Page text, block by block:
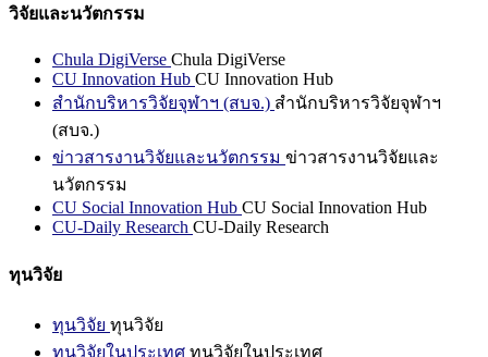
วิจัยและนวัตกรรม
Chula DigiVerse Chula DigiVerse
CU Innovation Hub CU Innovation Hub
สำนักบริหารวิจัยจุฬาฯ (สบจ.) สำนักบริหารวิจัยจุฬาฯ
(สบจ.)
ข่าวสารงานวิจัยและนวัตกรรม ข่าวสารงานวิจัยและ
นวัตกรรม
CU Social Innovation Hub CU Social Innovation Hub
CU-Daily Research CU-Daily Research
ทุนวิจัย
ทุนวิจัย ทุนวิจัย
ทุนวิจัยในประเทศ ทุนวิจัยในประเทศ